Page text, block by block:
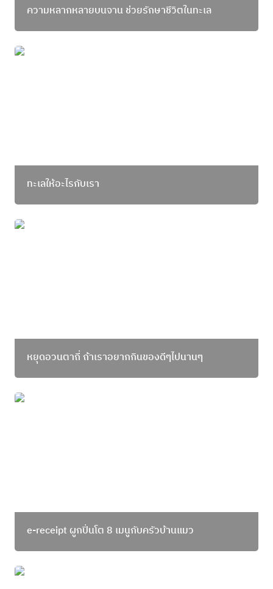
ความหลากหลายบนจาน ช่วยรักษาชีวิตในทะเล
ทะเลให้อะไรกับเรา
ทะเลให้อะไรกับเรา
หยุดอวนตาถี่ ถ้าเราอยากกินของดีๆไปนานๆ
หยุดอวนตาถี่ ถ้าเราอยากกินของดีๆไปนานๆ
e-receipt ผูกปิ่นโต 8 เมนูกับครัวบ้านแมว
e-receipt ผูกปิ่นโต 8 เมนูกับครัวบ้านแมว
e-tax ผูกปิ่นโต 8 เมนูกับครัวบ้านแมว